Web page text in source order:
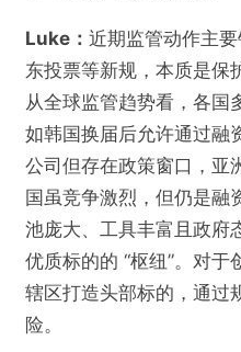
Luke： 近期监管动作主
东投票等新规，本质是保
从全球监管趋势看，各国
如韩国换届后允许通过融
公司但存在政策窗口，亚
国虽竞争激烈，但仍是融
池庞大、工具丰富且政府
优质标的的 “枢纽”。对
辖区打造头部标的，通过
险。